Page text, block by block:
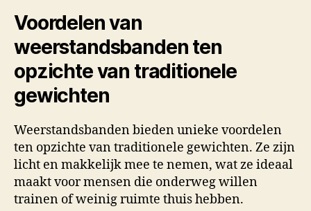
Voordelen van
weerstandsbanden ten
opzichte van traditionele
gewichten
Weerstandsbanden bieden unieke voordelen
ten opzichte van traditionele gewichten. Ze zijn
licht en makkelijk mee te nemen, wat ze ideaal
maakt voor mensen die onderweg willen
trainen of weinig ruimte thuis hebben.